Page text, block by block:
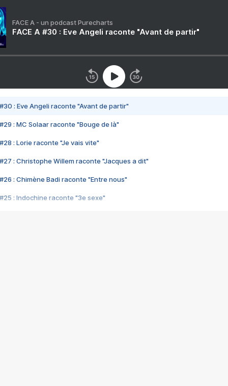
FACE A - un podcast Purecharts
FACE A #30 : Eve Angeli raconte "Avant de partir"
#30 : Eve Angeli raconte "Avant de partir"
#29 : MC Solaar raconte "Bouge de là"
#28 : Lorie raconte "Je vais vite"
#27 : Christophe Willem raconte "Jacques a dit"
#26 : Chimène Badi raconte "Entre nous"
#25 : Indochine raconte "3e sexe"